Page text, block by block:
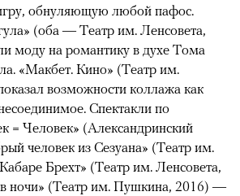
обнуляющую любой пафос.
(оба — Театр им. Ленсовета,
моду на романтику в духе Тома
«Макбет. Кино» (Театр им.
возможности коллажа как
Спектакли по
= Человек» (Александринский
человек из Сезуана» (Театр им.
Брехт» (Театр им. Ленсовета,
ночи» (Театр им. Пушкина, 2016) —